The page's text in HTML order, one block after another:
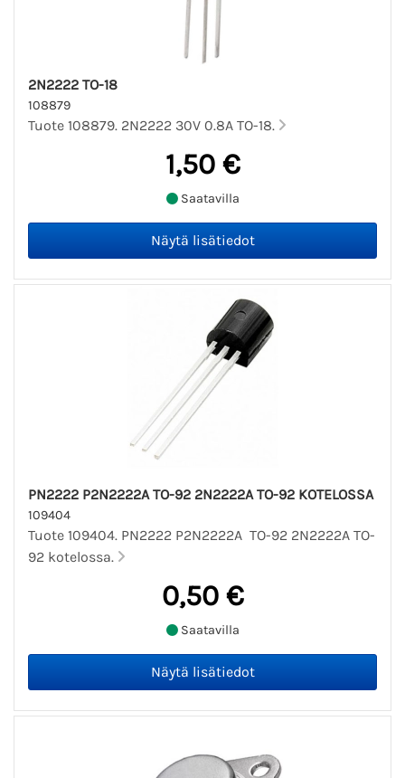
2N2222 TO-18
108879
Tuote 108879. 2N2222 30V 0.8A TO-18.
1,50 €
Saatavilla
PN2222 P2N2222A TO-92 2N2222A TO-92 KOTELOSSA
109404
Tuote 109404. PN2222 P2N2222A TO-92 2N2222A TO-
92 kotelossa.
0,50 €
Saatavilla